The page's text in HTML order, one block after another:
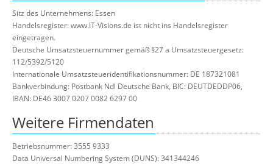
Sitz des Unternehmens: Essen
Handelsregister: www.IT-Visions.de ist nicht ins Handelsregister
eingetragen.
Deutsche Umsatzsteuernummer gemäß §27 a Umsatzsteuergesetz:
112/5392/5120
Internationale Umsatzsteueridentifikationsnummer: DE 187321081
Bankverbindung: Postbank Ndl Deutsche Bank, BIC: DEUTDEDDP06,
IBAN: DE46 3007 0207 0082 6297 00
Weitere Firmendaten
Betriebsnummer: 3555 9333
Data Universal Numbering System (DUNS): 341344246